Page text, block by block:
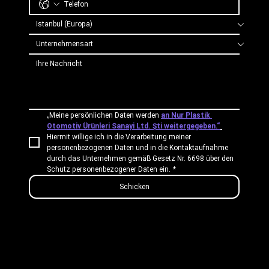
„Meine persönlichen Daten werden an Nur Plastik
Otomotiv Ürünleri Sanayi Ltd. Şti weitergegeben.“
Hiermit willige ich in die Verarbeitung meiner
personenbezogenen Daten und in die Kontaktaufnahme
durch das Unternehmen gemäß Gesetz Nr. 6698 über den
Schutz personenbezogener Daten ein. *
Schicken